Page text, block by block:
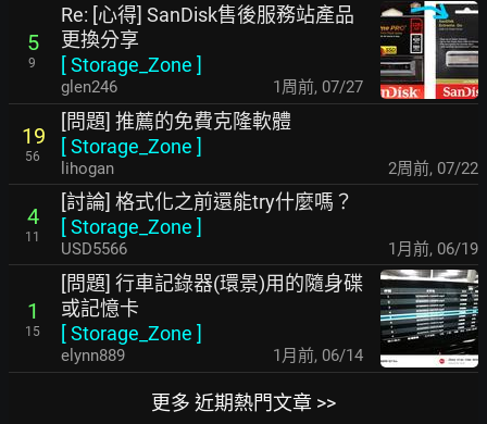
5
9
Re: [心得] SanDisk售後服務站產品
更換分享
[Storage_Zone ]
glen246 1周前, 07/27
19
56
[問題] 推薦的免費克隆軟體
[Storage_Zone ]
lihogan 2周前, 07/22
4
11
[討論] 格式化之前還能try什麼嗎？
[Storage_Zone ]
USD5566 1月前, 06/19
1
15
[問題] 行車記錄器(環景)用的隨身碟
或記憶卡
[Storage_Zone ]
elynn889 1月前, 06/14
更多 近期熱門文章 >>